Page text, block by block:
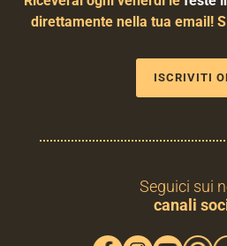
direttamente nella tua email!
ISCRIVITI
Seguici sui
canali